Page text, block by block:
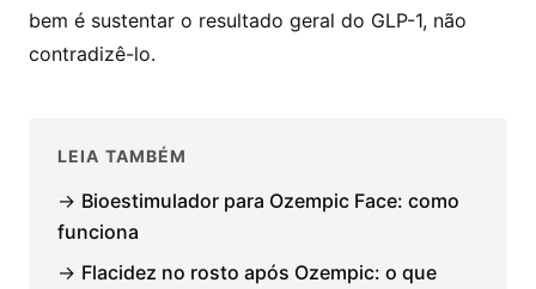
bem é sustentar o resultado geral do GLP-1, não
contradizê-lo.
LEIA TAMBÉM
→ Bioestimulador para Ozempic Face: como
funciona
→ Flacidez no rosto após Ozempic: o que